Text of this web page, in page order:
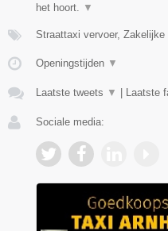
het hoort. ▼
Straattaxi vervoer,
Openingstijden ▼
Laatste tweets ▼ Laatste
Sociale media: